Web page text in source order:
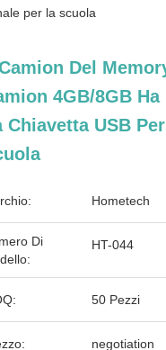
per la scuola
Del
4GB/8GB
Chiavetta USB
Hometech
Di
HT-044
50 Pezzi
negotiation